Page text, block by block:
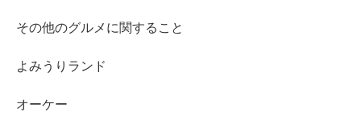
その他のグルメに関すること
よみうりランド
オーケー